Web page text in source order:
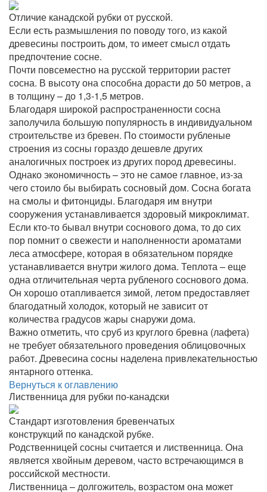
Отличие канадской рубки от русской.
Если есть размышления по поводу того, из какой
древесины построить дом, то имеет смысл отдать
предпочтение сосне.
Почти повсеместно на русской территории растет
сосна. В высоту она способна дорасти до 50 метров, а
в толщину – до 1,3-1,5 метров.
Благодаря широкой распространенности сосна
заполучила большую популярность в индивидуальном
строительстве из бревен. По стоимости рубленые
строения из сосны гораздо дешевле других
аналогичных построек из других пород древесины.
Однако экономичность – это не самое главное, из-за
чего стоило бы выбирать сосновый дом. Сосна богата
на смолы и фитонциды. Благодаря им внутри
сооружения устанавливается здоровый микроклимат.
Если кто-то бывал внутри соснового дома, то до сих
пор помнит о свежести и наполненности ароматами
леса атмосфере, которая в обязательном порядке
устанавливается внутри жилого дома. Теплота – еще
одна отличительная черта рубленого соснового дома.
Он хорошо отапливается зимой, летом предоставляет
благодатный холодок, который не зависит от
количества градусов жары снаружи дома.
Важно отметить, что сруб из круглого бревна (лафета)
не требует обязательного проведения облицовочных
работ. Древесина сосны наделена привлекательностью
янтарного оттенка.
Вернуться к оглавлению
Лиственница для рубки по-канадски
Стандарт изготовления бревенчатых
конструкций по канадской рубке.
Родственницей сосны считается и лиственница. Она
является хвойным деревом, часто встречающимся в
российской местности.
Лиственница – долгожитель, возрастом она может